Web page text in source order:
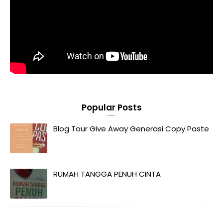
Popular Posts
Blog Tour Give Away Generasi Copy Paste
RUMAH TANGGA PENUH CINTA